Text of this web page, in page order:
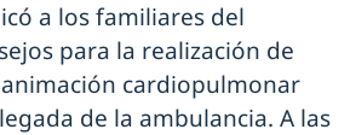
a los familiares del
para la realización de
cardiopulmonar
de la ambulancia. A las